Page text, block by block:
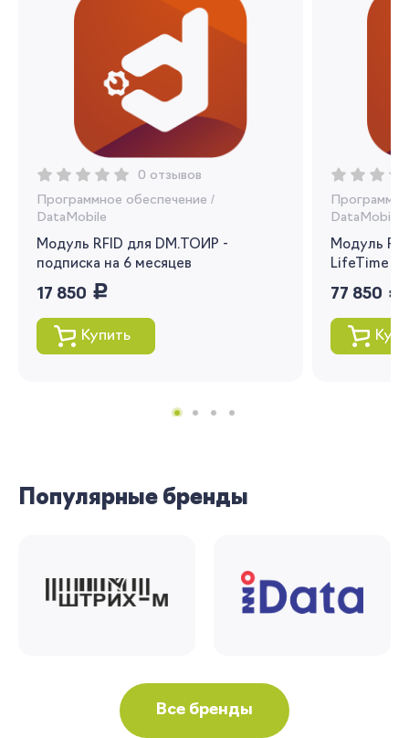
0 отзывов
Программное обеспечение /
DataMobile
Модуль RFID для DM.ТОИР -
подписка на 6 месяцев
17 850 руб.
Купить
DataMobile
Модуль
LifeTime
77 850 руб.
Популярные бренды
Все бренды
Запомнить меня
Забыли свой пароль?
Вы сможете отслеживать статус своих
заказов и получать индивидуальные